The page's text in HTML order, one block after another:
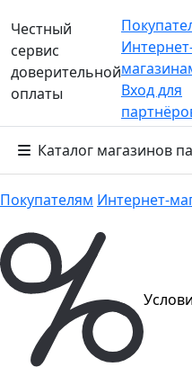
Честный
сервис
доверительной
оплаты
Вход для
Каталог
Каталог магазинов
Покупателям Интернет-
Email: